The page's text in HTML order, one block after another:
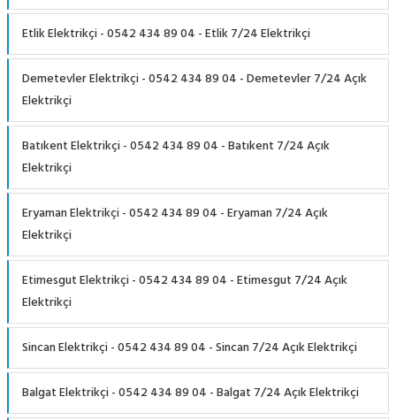
Etlik Elektrikçi - 0542 434 89 04 - Etlik 7/24 Elektrikçi
Demetevler Elektrikçi - 0542 434 89 04 - Demetevler 7/24 Açık
Elektrikçi
Batıkent Elektrikçi - 0542 434 89 04 - Batıkent 7/24 Açık
Elektrikçi
Eryaman Elektrikçi - 0542 434 89 04 - Eryaman 7/24 Açık
Elektrikçi
Etimesgut Elektrikçi - 0542 434 89 04 - Etimesgut 7/24 Açık
Elektrikçi
Sincan Elektrikçi - 0542 434 89 04 - Sincan 7/24 Açık Elektrikçi
Balgat Elektrikçi - 0542 434 89 04 - Balgat 7/24 Açık Elektrikçi